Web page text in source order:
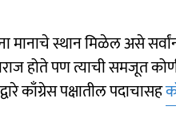
मानाचे स्थान मिळेल असे
होते पण त्याची समजूत
काँग्रेस पक्षातील पदाचासह